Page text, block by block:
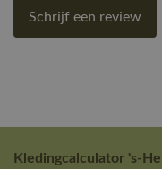
Schrijf een review
Kledingcalculator 's-